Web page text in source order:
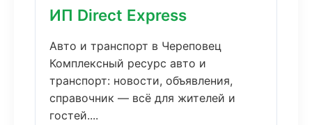
ИП Direct Express
Авто и транспорт в Череповец
Комплексный ресурс авто и
транспорт: новости, объявления,
справочник — всё для жителей и
гостей....